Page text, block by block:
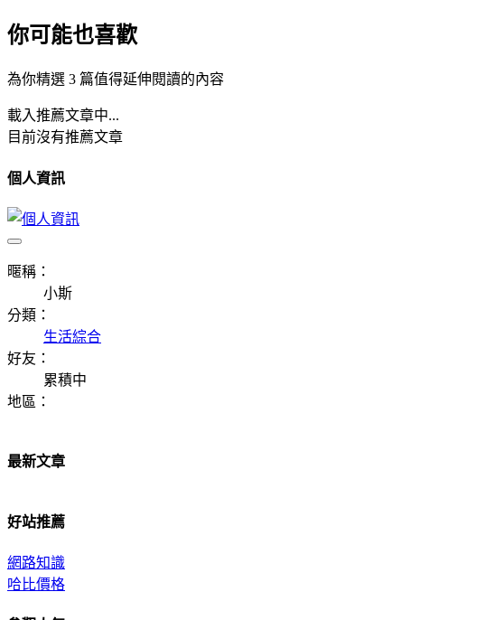
你可能也喜歡
為你精選 3 篇值得延伸閱讀的內容
載入推薦文章中...
目前沒有推薦文章
個人資訊
暱稱：
小斯
分類：
生活綜合
好友：
累積中
地區：
最新文章
好站推薦
網路知識
哈比價格